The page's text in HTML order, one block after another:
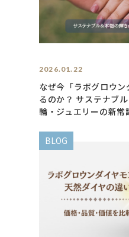
2026.01.22
なぜ今「ラボグロウ
るのか？ サステナブ
輪・ジュエリーの新常
BLOG